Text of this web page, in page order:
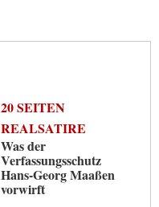
20 SEITEN
REALSATIRE
Was der
Verfassungsschutz
Hans-Georg Maaßen
vorwirft